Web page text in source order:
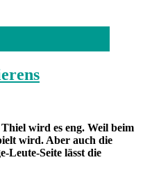
wird es eng. Weil beim
wird. Aber auch die
Leute-Seite lässt die